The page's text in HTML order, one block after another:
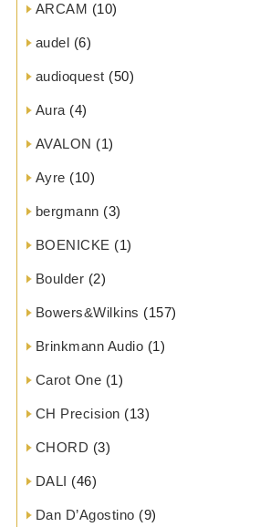
ARCAM (10)
audel (6)
audioquest (50)
Aura (4)
AVALON (1)
Ayre (10)
bergmann (3)
BOENICKE (1)
Boulder (2)
Bowers&Wilkins (157)
Brinkmann Audio (1)
Carot One (1)
CH Precision (13)
CHORD (3)
DALI (46)
Dan D’Agostino (9)